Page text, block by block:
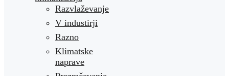
Razvlaževanje
V industirji
Razno
Klimatske
naprave